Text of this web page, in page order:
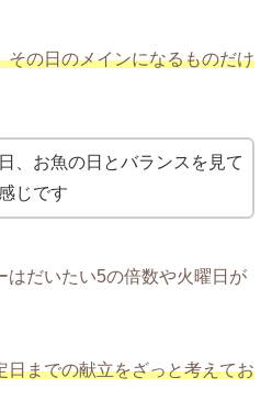
その日のメインになるものだけ
、お魚の日とバランスを見て
じです
はだいたい5の倍数や火曜日が
日までの献立をざっと考えてお